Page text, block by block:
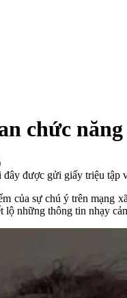
chức
được gửi giấy triệu tập
của sự chú ý trên mạng
lộ những thông tin nhạy